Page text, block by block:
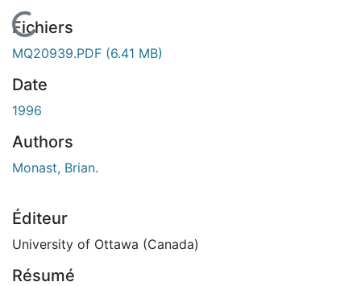
En cours de chargement...
Fichiers
MQ20939.PDF (6.41 MB)
Date
1996
Authors
Monast, Brian.
Éditeur
University of Ottawa (Canada)
Résumé